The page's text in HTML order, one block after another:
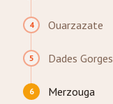
4 Ouarzazate
5 Dades Gorges
6 Merzouga